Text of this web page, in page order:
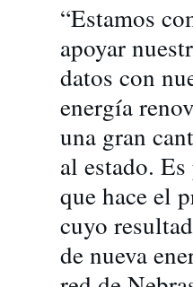
“Estamos
apoyar
datos con
energía
una gran
al estado.
que hace el
cuyo
de nueva